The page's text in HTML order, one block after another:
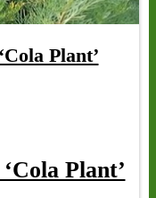
Plant’
Plant’